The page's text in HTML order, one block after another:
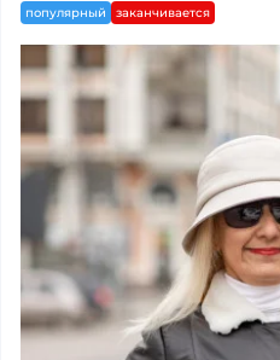
популярный заканчивается